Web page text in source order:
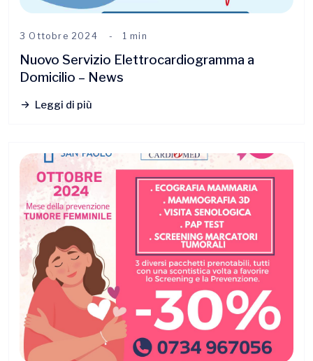
3 Ottobre 2024 1 min
Nuovo Servizio Elettrocardiogramma a
Domicilio – News
Leggi di più